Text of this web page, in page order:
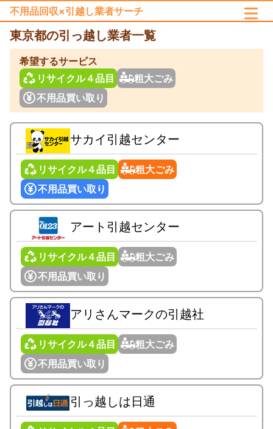
不用品回収×引越し業者サーチ
東京都の引っ越し業者一覧
希望するサービス
リサイクル４品目
粗大ごみ
不用品買い取り
サカイ引越センター
リサイクル４品目
粗大ごみ
不用品買い取り
アート引越センター
リサイクル４品目
粗大ごみ
不用品買い取り
アリさんマークの引越社
リサイクル４品目
粗大ごみ
不用品買い取り
引っ越しは日通